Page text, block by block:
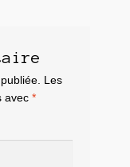
Les
avec *